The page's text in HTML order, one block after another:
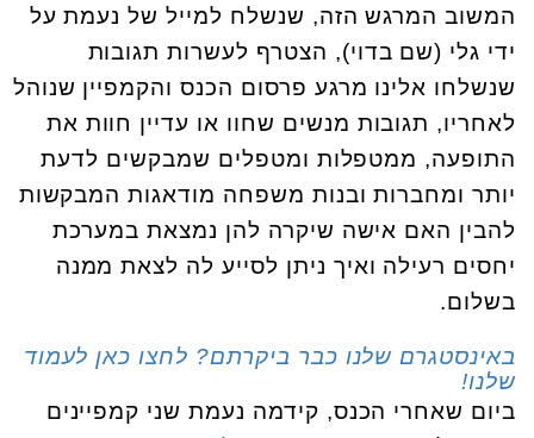
המשוב המרגש הזה, שנשלח למייל של נעמת על
ידי גלי (שם בדוי), הצטרף לעשרות תגובות
שנשלחו אלינו מרגע פרסום הכנס והקמפיין שנוהל
לאחריו, תגובות מנשים שחוו או עדיין חוות את
התופעה, ממטפלות ומטפלים שמבקשים לדעת
יותר ומחברות ובנות משפחה מודאגות המבקשות
להבין האם אישה שיקרה להן נמצאת במערכת
יחסים רעילה ואיך ניתן לסייע לה לצאת ממנה
בשלום.
באינסטגרם שלנו כבר ביקרתם? לחצו כאן לעמוד
שלנו!
ביום שאחרי הכנס, קידמה נעמת שני קמפיינים